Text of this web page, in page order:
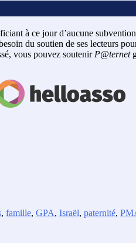
à ce jour d’aucune
du soutien de ses lecteurs
vous pouvez soutenir P@ternet
, famille, GPA, Israël, paternité,